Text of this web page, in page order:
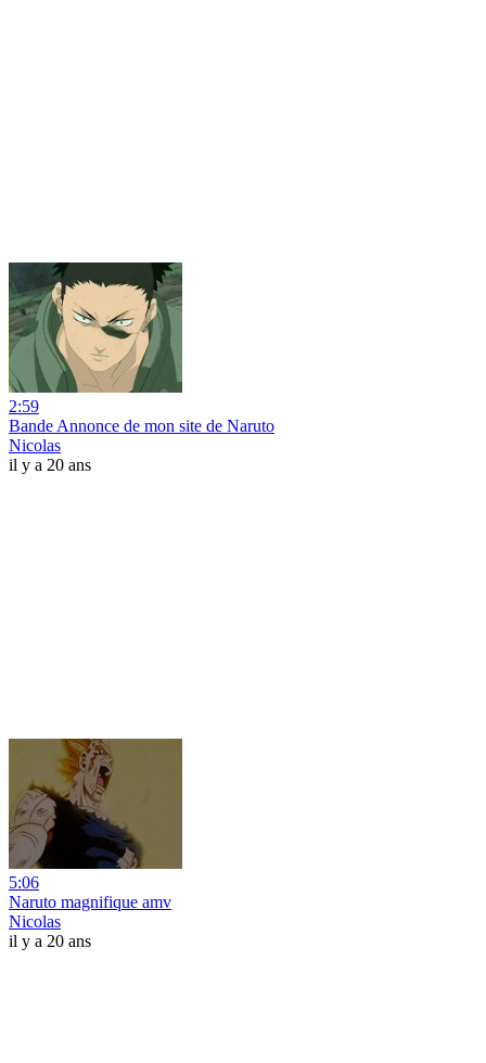
2:59
Bande Annonce de mon site de Naruto
Nicolas
il y a 20 ans
5:06
Naruto magnifique amv
Nicolas
il y a 20 ans